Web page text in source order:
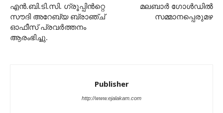
എൻ.ബി.ടി.സി. ഗ്രൂപ്പിൻറ്റെ
സൗദി അറേബ്യ ബ്രാഞ്ച്
ഓഫീസ് പ്രവർത്തനം
ആരംഭിച്ചു.
മലബാർ ഗോൾഡിൽ
സമ്മാനപ്പെരുമഴ
Publisher
http://www.ejalakam.com